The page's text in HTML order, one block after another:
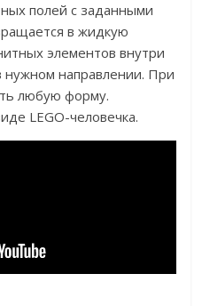
полей с заданными
в жидкую
элементов внутри
нужном направлении. При
любую форму.
LEGO-человечка.